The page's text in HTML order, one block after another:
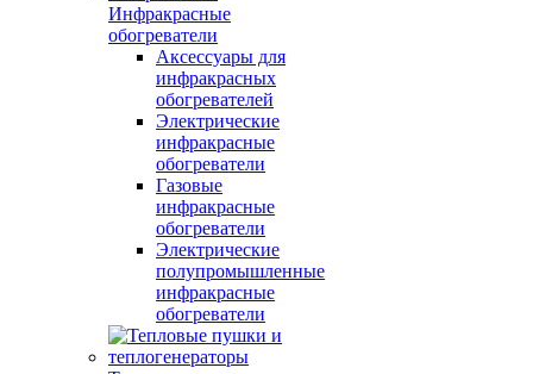
Инфракрасные
обогреватели
Аксессуары для
инфракрасных
обогревателей
Электрические
инфракрасные
обогреватели
Газовые
инфракрасные
обогреватели
Электрические
полупромышленные
инфракрасные
обогреватели